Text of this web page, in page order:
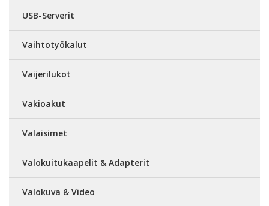
USB-Serverit
Vaihtotyökalut
Vaijerilukot
Vakioakut
Valaisimet
Valokuitukaapelit & Adapterit
Valokuva & Video